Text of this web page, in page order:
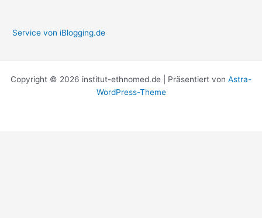
Service von iBlogging.de
Copyright © 2026 institut-ethnomed.de | Präsentiert von Astra-
WordPress-Theme